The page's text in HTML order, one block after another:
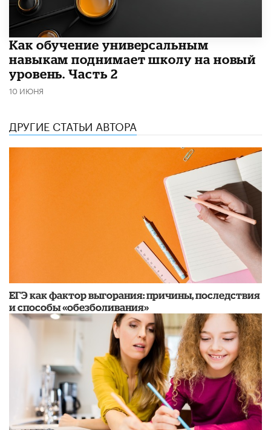
​Как обучение универсальным
навыкам поднимает школу на новый
уровень. Часть 2
10 ИЮНЯ
ДРУГИЕ СТАТЬИ АВТОРА
​ЕГЭ как фактор выгорания: причины, последствия
и способы «обезболивания»